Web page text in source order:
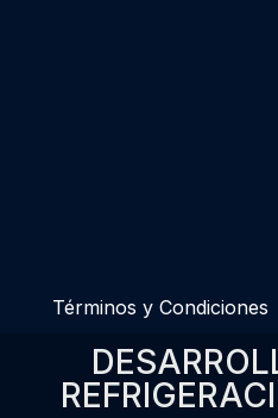
Términos y Condiciones